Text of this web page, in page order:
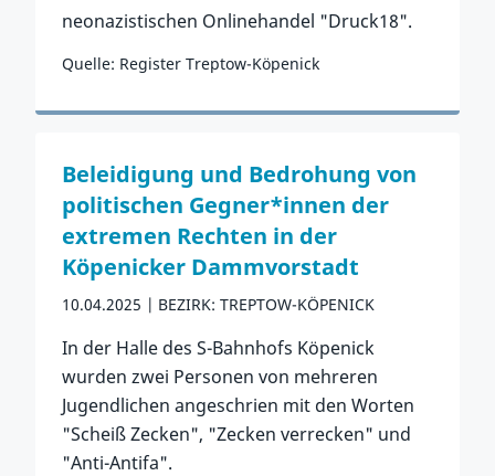
neonazistischen Onlinehandel "Druck18".
Quelle: Register Treptow-Köpenick
Zum Vorfall
Beleidigung und Bedrohung von
politischen Gegner*innen der
extremen Rechten in der
Köpenicker Dammvorstadt
10.04.2025 BEZIRK: TREPTOW-KÖPENICK
In der Halle des S-Bahnhofs Köpenick
wurden zwei Personen von mehreren
Jugendlichen angeschrien mit den Worten
"Scheiß Zecken", "Zecken verrecken" und
"Anti-Antifa".